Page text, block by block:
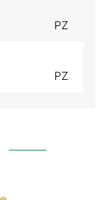
PZ
PZ